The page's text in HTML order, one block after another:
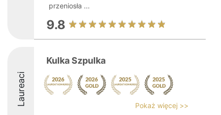
przeniosła ...
9.8
Laureaci
Kulka Szpulka
Pokaż więcej >>